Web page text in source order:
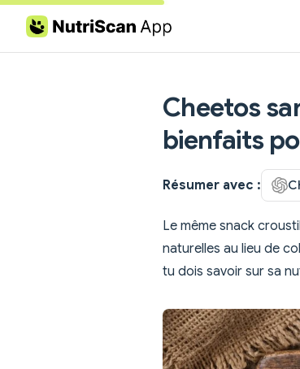
Skip to content
Cheetos
bienfaits
Résumer avec :
Le même snack
naturelles au lieu de
tu dois savoir sur sa